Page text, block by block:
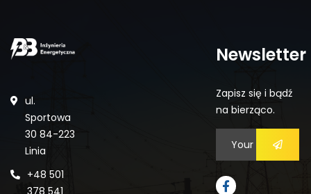
ul.
Sportowa
30 84-223
Linia
+48 501
378 541
Newsletter
Zapisz się i bądź
na bierząco.